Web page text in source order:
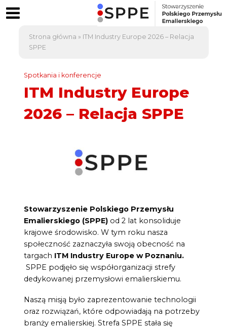
Strona główna » ITM Industry Europe 2026 – Relacja
SPPE
Spotkania i konferencje
ITM Industry Europe
2026 – Relacja SPPE
Stowarzyszenie Polskiego Przemysłu
Emalierskiego (SPPE)od 2 lat konsoliduje
krajowe środowisko. W tym roku nasza
społeczność zaznaczyła swoją obecność na
targach ITM Industry Europe w Poznaniu.
SPPE podjęło się współorganizacji strefy
dedykowanej przemysłowi emalierskiemu.
Naszą misją było zaprezentowanie technologii
oraz rozwiązań, które odpowiadają na potrzeby
branży emalierskiej. Strefa SPPE stała się